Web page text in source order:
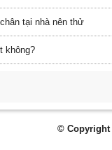
tại nhà nên thử
không?
© Copyright